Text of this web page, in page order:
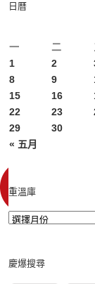
日曆
一
二
« 五月
1 2
8
9
15
16
22
23
29
30
重溫庫
慶爆搜尋